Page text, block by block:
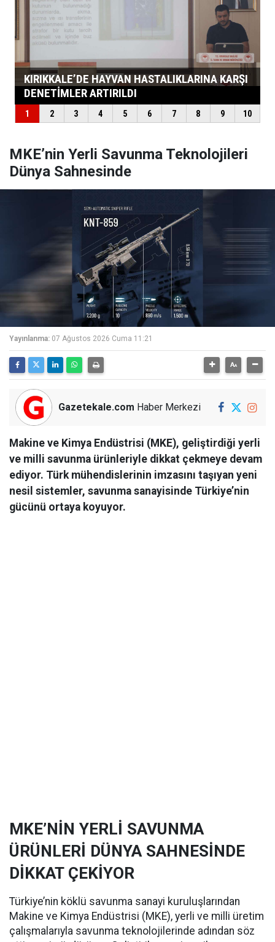
MKE’nin Yerli Savunma Teknolojileri
Dünya Sahnesinde
Yayınlanma: 07 Ağustos 2026 Cuma 11:21
Gazetekale.com Haber Merkezi
Makine ve Kimya Endüstrisi (MKE), geliştirdiği yerli
ve milli savunma ürünleriyle dikkat çekmeye devam
ediyor. Türk mühendislerinin imzasını taşıyan yeni
nesil sistemler, savunma sanayisinde Türkiye’nin
gücünü ortaya koyuyor.
MKE’NİN YERLİ SAVUNMA
ÜRÜNLERİ DÜNYA SAHNESİNDE
DİKKAT ÇEKİYOR
Türkiye’nin köklü savunma sanayi kuruluşlarından
Makine ve Kimya Endüstrisi (MKE), yerli ve milli üretim
çalışmalarıyla savunma teknolojilerinde adından söz